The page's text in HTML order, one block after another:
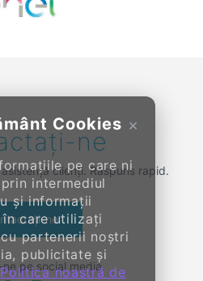
×
Cookies
pe care ni
intermediul
și informații
în care utilizați
partenerii noștri
publicitate și
noastră de
ne
clienți. Răspuns rapid.
ne
ne pe social media